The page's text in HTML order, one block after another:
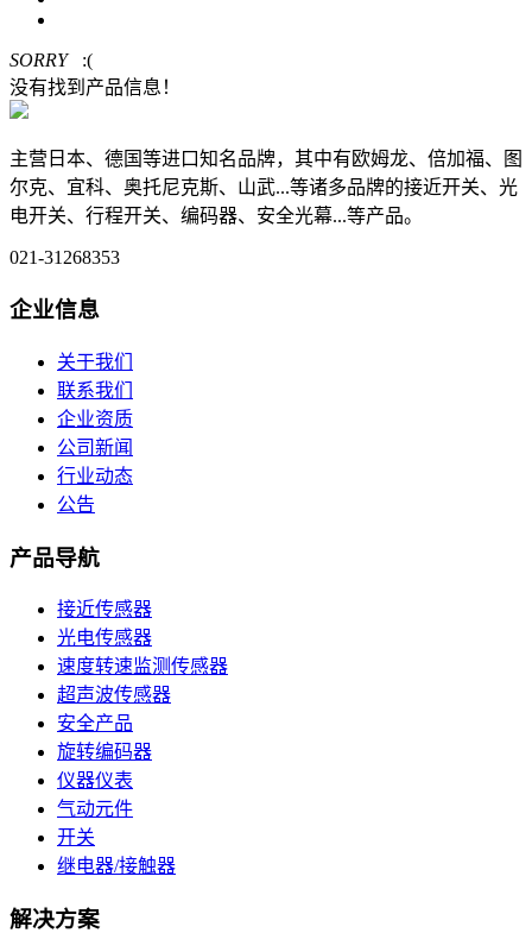
SORRY
:(
没有找到产品信息！
主营日本、德国等进口知名品牌，其中有欧姆龙、倍加福、图
尔克、宜科、奥托尼克斯、山武...等诸多品牌的接近开关、光
电开关、行程开关、编码器、安全光幕...等产品。
021-31268353
企业信息
关于我们
联系我们
企业资质
公司新闻
行业动态
公告
产品导航
接近传感器
光电传感器
速度转速监测传感器
超声波传感器
安全产品
旋转编码器
仪器仪表
气动元件
开关
继电器/接触器
解决方案